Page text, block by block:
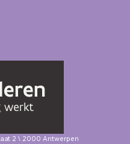
2 \ 2000 Antwerpen